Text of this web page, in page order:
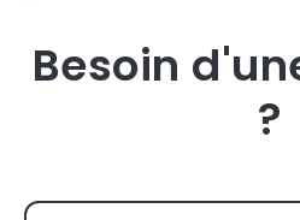
Besoin
?